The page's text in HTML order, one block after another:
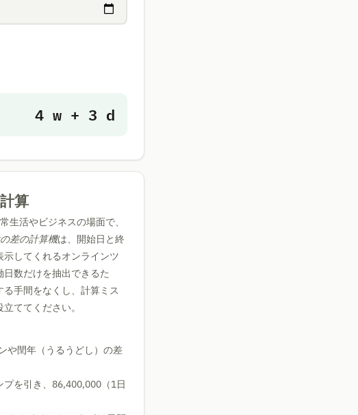
4 w + 3 d
算
生活やビジネスの場面で、
差の計算機は、開始日と終
してくれるオンラインツ
数だけを抽出できるた
手間をなくし、計算ミス
ててください。
や閏年（うるうどし）の差
を引き、86,400,000（1日